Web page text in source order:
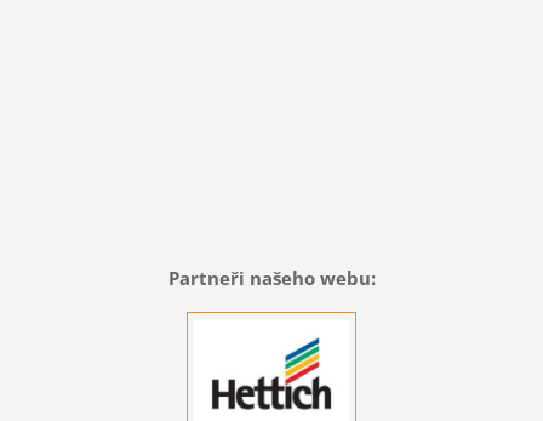
Partneři našeho webu: